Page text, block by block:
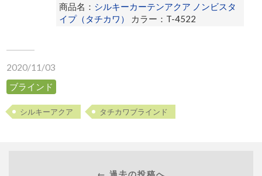
商品名： シルキーカーテンアクア ノンビスタ
イプ（タチカワ）
カラー：T-4522
2020/11/03
ブラインド
シルキーアクア タチカワブラインド
← 過去の投稿へ